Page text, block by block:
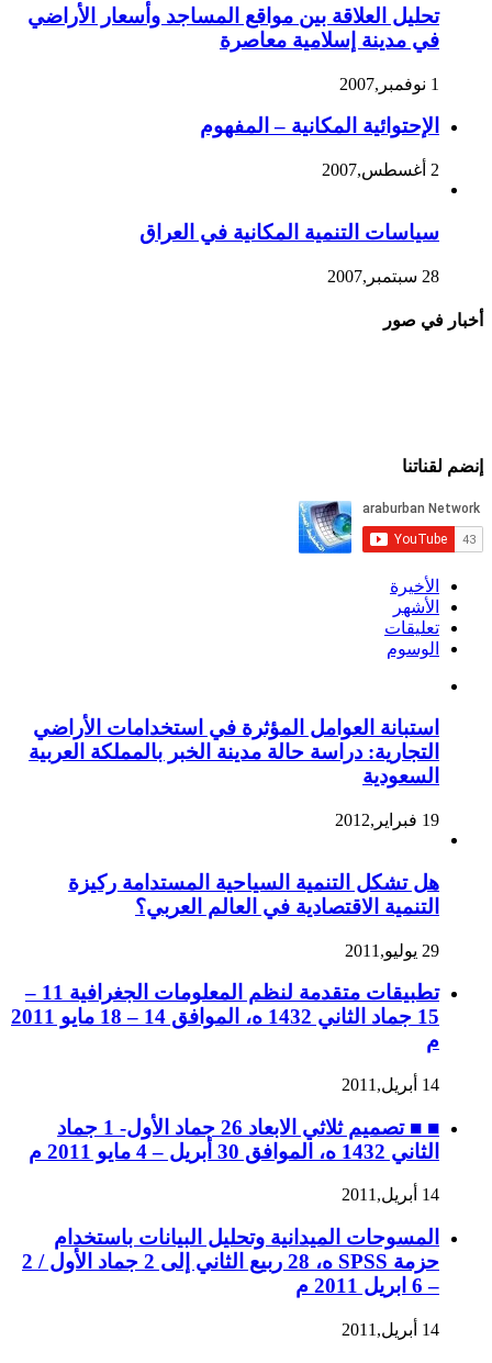
تحليل العلاقة بين مواقع المساجد وأسعار الأراضي
في مدينة إسلامية معاصرة
1 نوفمبر,2007
الإحتوائية المكانية – المفهوم
2 أغسطس,2007
سياسات التنمية المكانية في العراق
28 سبتمبر,2007
أخبار في صور
إنضم لقناتنا
الأخيرة
الأشهر
تعليقات
الوسوم
استبانة العوامل المؤثرة في استخدامات الأراضي
التجارية: دراسة حالة مدينة الخبر بالمملكة العربية
السعودية
19 فبراير,2012
هل تشكل التنمية السياحية المستدامة ركيزة
التنمية الاقتصادية في العالم العربي؟
29 يوليو,2011
تطبيقات متقدمة لنظم المعلومات الجغرافية 11 –
15 جماد الثاني 1432 ه، الموافق 14 – 18 مايو 2011
م
14 أبريل,2011
■ ■ تصميم ثلاثي الابعاد 26 جماد الأول- 1 جماد
الثاني 1432 ه، الموافق 30 أبريل – 4 مايو 2011 م
14 أبريل,2011
المسوحات الميدانية وتحليل البيانات باستخدام
حزمة SPSS ه، 28 ربيع الثاني إلى 2 جماد الأول / 2
– 6 ابريل 2011 م
14 أبريل,2011